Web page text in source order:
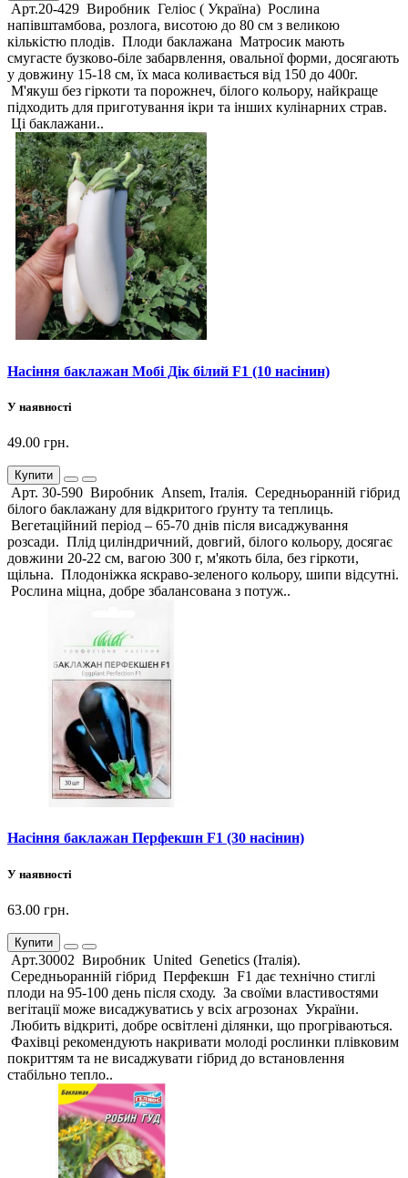
Арт.20-429 Виробник Геліос ( Україна) Рослина
напівштамбова, розлога, висотою до 80 см з великою
кількістю плодів. Плоди баклажана Матросик мають
смугасте бузково-біле забарвлення, овальної форми, досягають
у довжину 15-18 см, їх маса коливається від 150 до 400г.
М'якуш без гіркоти та порожнеч, білого кольору, найкраще
підходить для приготування ікри та інших кулінарних страв.
Ці баклажани..
Насіння баклажан Мобі Дік білий F1 (10 насінин)
У наявності
49.00 грн.
Купити
Арт. 30-590 Виробник Ansem, Італія. Середньоранній гібрид
білого баклажану для відкритого ґрунту та теплиць.
Вегетаційний період – 65-70 днів після висаджування
розсади. Плід циліндричний, довгий, білого кольору, досягає
довжини 20-22 см, вагою 300 г, м'якоть біла, без гіркоти,
щільна. Плодоніжка яскраво-зеленого кольору, шипи відсутні.
Рослина міцна, добре збалансована з потуж..
Насіння баклажан Перфекшн F1 (30 насінин)
У наявності
63.00 грн.
Купити
Арт.30002 Виробник United Genetics (Італія).
Середньоранній гібрид Перфекшн F1 дає технічно стиглі
плоди на 95-100 день після сходу. За своїми властивостями
вегітації може висаджуватись у всіх агрозонах України.
Любить відкриті, добре освітлені ділянки, що прогріваються.
Фахівці рекомендують накривати молоді рослинки плівковим
покриттям та не висаджувати гібрид до встановлення
стабільно тепло..